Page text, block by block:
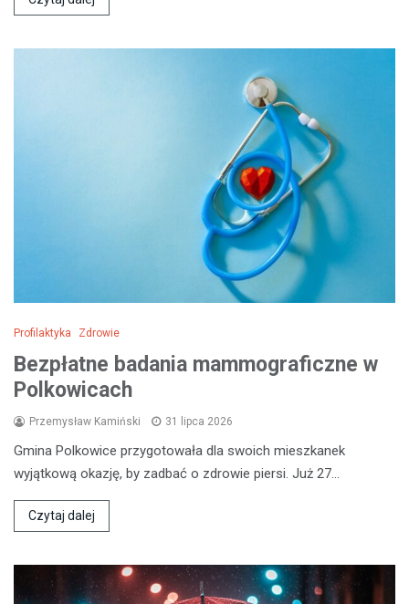
Profilaktyka Zdrowie
Bezpłatne badania mammograficzne w
Polkowicach
Przemysław Kamiński 31 lipca 2026
Gmina Polkowice przygotowała dla swoich mieszkanek
wyjątkową okazję, by zadbać o zdrowie piersi. Już 27…
Czytaj dalej